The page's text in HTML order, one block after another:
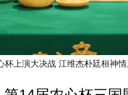
杯上演大决战 江维杰朴廷桓神